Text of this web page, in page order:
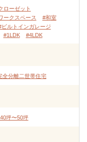
ローゼット
ークスペース
#和室
ビルトインガレージ
#1LDK #4LDK
全分離二世帯住宅
坪〜50坪